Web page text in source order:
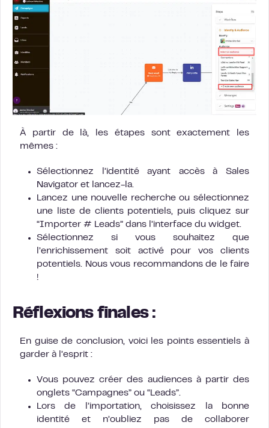
À partir de là, les étapes sont exactement les
mêmes :
Sélectionnez l’identité ayant accès à Sales
Navigator et lancez-la.
Lancez une nouvelle recherche ou sélectionnez
une liste de clients potentiels, puis cliquez sur
“Importer # Leads” dans l’interface du widget.
Sélectionnez si vous souhaitez que
l’enrichissement soit activé pour vos clients
potentiels. Nous vous recommandons de le faire
!
Réflexions finales :
En guise de conclusion, voici les points essentiels à
garder à l’esprit :
Vous pouvez créer des audiences à partir des
onglets “Campagnes” ou “Leads”.
Lors de l’importation, choisissez la bonne
identité et n’oubliez pas de collaborer